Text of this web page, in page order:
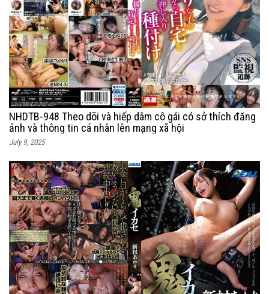
NHDTB-948 Theo dõi và hiếp dâm cô gái có sở thích đăng
ảnh và thông tin cá nhân lên mạng xã hội
July 9, 2025